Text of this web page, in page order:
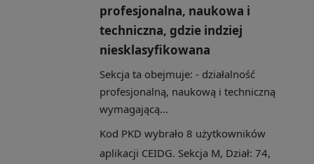
profesjonalna, naukowa i
techniczna, gdzie indziej
niesklasyfikowana
Sekcja ta obejmuje: - działalność
profesjonalną, naukową i techniczną
wymagającą...
Kod PKD wybrało 8 użytkowników
aplikacji CEIDG. Sekcja M, Dział: 74,